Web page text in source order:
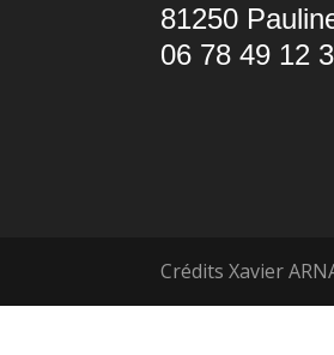
81250
06 78 49 12
Crédits Xavier